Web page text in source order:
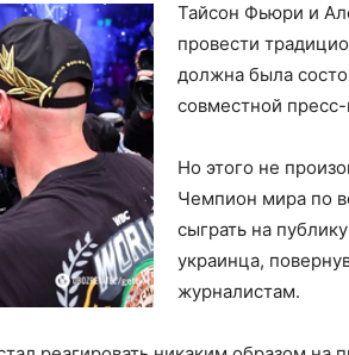
Тайсон Фьюри и
провести
должна была
совместной
Но этого не
Чемпион мира по
сыграть на
украинца,
журналистам.